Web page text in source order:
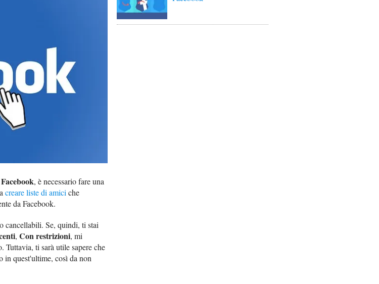
, è necessario fare una
creare liste di amici che
da Facebook.
cancellabili. Se, quindi, ti stai
, Con restrizioni, mi
Tuttavia, ti sarà utile sapere che
in quest'ultime, così da non